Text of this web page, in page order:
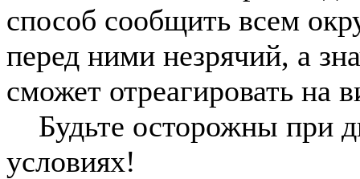
способ сообщить всем
перед ними незрячий, а
сможет отреагировать на
Будьте осторожны при
условиях!